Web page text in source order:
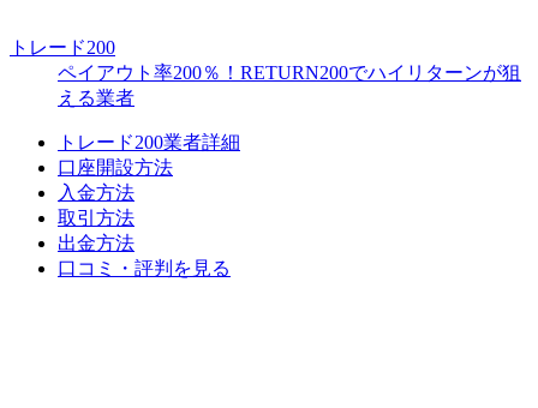
トレード200
ペイアウト率200％！RETURN200でハイリターンが狙
える業者
トレード200業者詳細
口座開設方法
入金方法
取引方法
出金方法
口コミ・評判を見る